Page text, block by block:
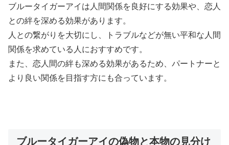
ブルータイガーアイは人間関係を良好にする効果や、恋人
との絆を深める効果があります。
人との繋がりを大切にし、トラブルなどが無い平和な人間
関係を求めている人におすすめです。
また、恋人間の絆も深める効果があるため、パートナーと
より良い関係を目指す方にも合っています。
ブルータイガーアイの偽物と本物の見分け